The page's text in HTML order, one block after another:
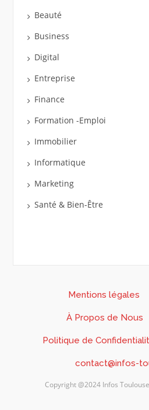
Beauté
Business
Digital
Entreprise
Finance
Formation -Emploi
Immobilier
Informatique
Marketing
Santé & Bien-Être
Mentions légales
À Propos de Nous
Politique de
contact@infos-
Copyright @2024 Infos